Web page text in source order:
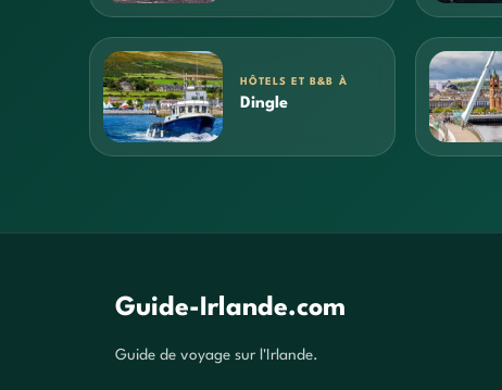
HÔTELS ET B&B À
Dingle
Guide-Irlande.com
Guide de voyage sur l'Irlande.